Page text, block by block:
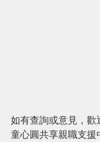
如有查詢或意見，歡
童心圓共享親職支援